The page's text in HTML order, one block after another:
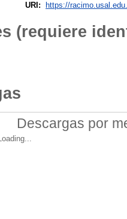
URI:
https://
(requiere
Descargas por